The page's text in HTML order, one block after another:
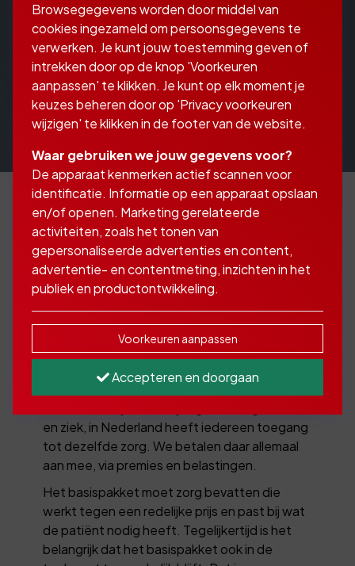
De basisverzekering is
een wettelijk verplichte
zorgverzekering
Iedereen die in Nederland woont of werkt,
heeft recht op goede zorg uit het
basispakket. Ons zorgstelsel is gebaseerd op
en ziek, in Nederland heeft iedereen toegang
tot dezelfde zorg. We betalen daar allemaal
aan mee, via premies en belastingen.
Het basispakket moet zorg bevatten die
werkt tegen een redelijke prijs en past bij wat
de patiënt nodig heeft. Tegelijkertijd is het
belangrijk dat het basispakket ook in de
Browsegegevens worden door middel van
cookies ingezameld om persoonsgegevens te
verwerken. Je kunt jouw toestemming geven of
intrekken door op de knop 'Voorkeuren
aanpassen' te klikken. Je kunt op elk moment je
keuzes beheren door op 'Privacy voorkeuren
wijzigen' te klikken in de footer van de website.
Waar gebruiken we jouw gegevens voor?
De apparaat kenmerken actief scannen voor
identificatie. Informatie op een apparaat opslaan
en/of openen. Marketing gerelateerde
activiteiten, zoals het tonen van
gepersonaliseerde advertenties en content,
advertentie- en contentmeting, inzichten in het
publiek en productontwikkeling.
Voorkeuren aanpassen
Accepteren en doorgaan